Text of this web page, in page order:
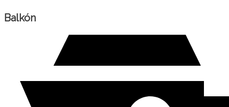
Balkón